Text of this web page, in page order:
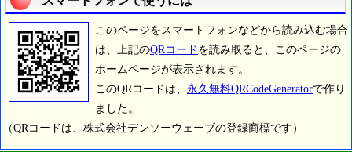
このページをスマートフォンなどから読み込む場合
は、上記のQRコード を読み取ると、このページの
ホームページが表示されます。
このQRコードは、 永久無料QRCodeGeneratorで作り
ました。
（QRコードは、株式会社デンソーウェーブの登録商標です）